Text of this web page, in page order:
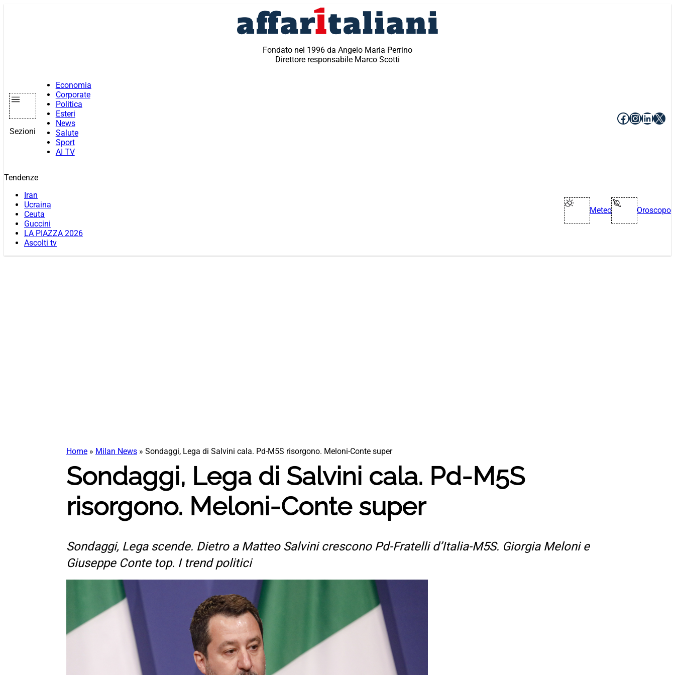
Fondato nel 1996 da Angelo Maria Perrino
Direttore responsabile Marco Scotti
Sezioni
Economia
Corporate
Politica
Esteri
News
Salute
Sport
AI TV
Facebook
X
Tendenze
Iran
Ucraina
Ceuta
Guccini
LA PIAZZA 2026
Ascolti tv
Meteo Oroscopo
Home » Milan News » Sondaggi, Lega di Salvini cala. Pd-M5S risorgono. Meloni-Conte super
Sondaggi, Lega di Salvini cala. Pd-M5S
risorgono. Meloni-Conte super
Sondaggi, Lega scende. Dietro a Matteo Salvini crescono Pd-Fratelli d’Italia-M5S. Giorgia Meloni e
Giuseppe Conte top. I trend politici